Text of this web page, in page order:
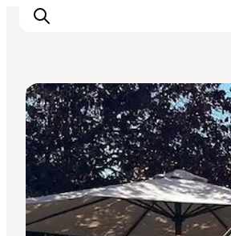
Oplevelser
Kalender
Byer og steder
Planlæg ferien
Transport
Shopping